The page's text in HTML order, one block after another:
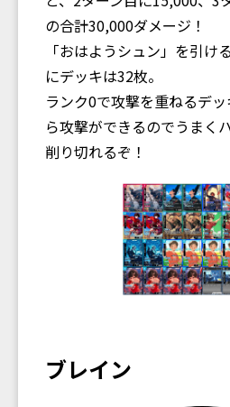
の合計30,000ダメージ！
「おはようシュン」を引け
にデッキは32枚。
ランク0で攻撃を重ねるデ
ら攻撃ができるのでうまく
削り切れるぞ！
ブレイン